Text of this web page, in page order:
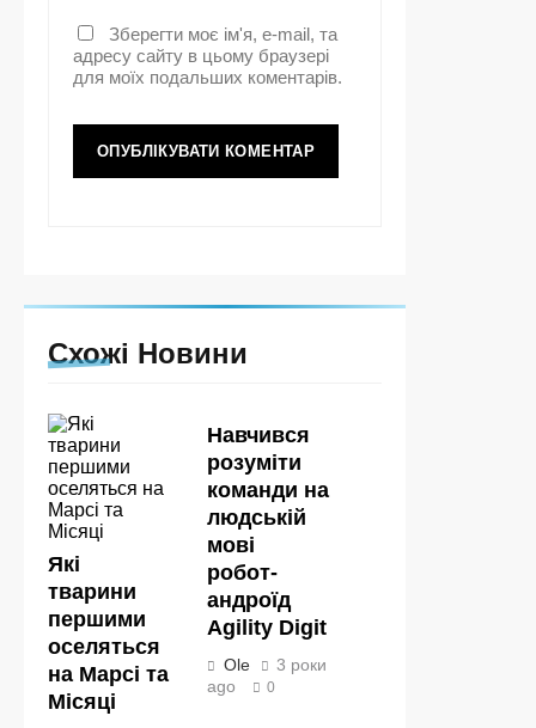
Зберегти моє ім'я, e-mail, та
адресу сайту в цьому браузері
для моїх подальших коментарів.
Схожі Новини
Які
тварини
першими
оселяться
на Марсі та
Місяці
Навчився
розуміти
команди на
людській
мові
робот-
андроїд
Agility Digit
Ole
3 роки
ago
0